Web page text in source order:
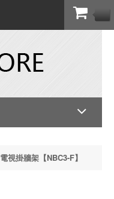
電視掛牆架【NBC3-F】